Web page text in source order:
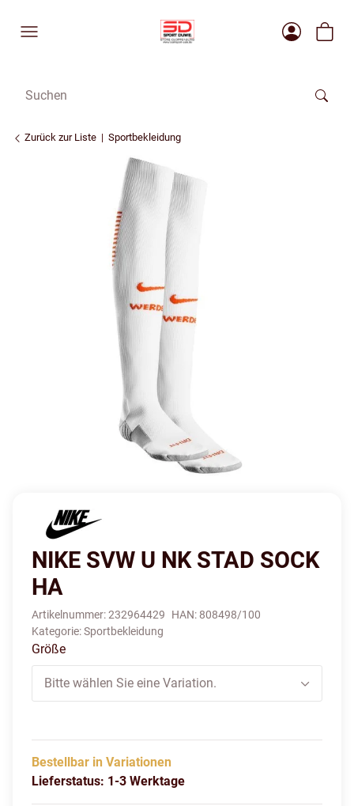
Zurück zur Liste Sportbekleidung
NIKE SVW U NK STAD SOCK
HA
Artikelnummer:232964429 HAN: 808498/100
Kategorie:Sportbekleidung
Größe
Bitte wählen Sie eine Variation.
Bestellbar in Variationen
Lieferstatus: 1-3 Werktage